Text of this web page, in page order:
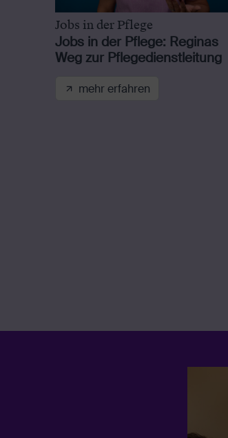
Jobs in der Pflege
Jobs in der Pflege: Reginas
Weg zur Pflegedienstleitung
mehr erfahren